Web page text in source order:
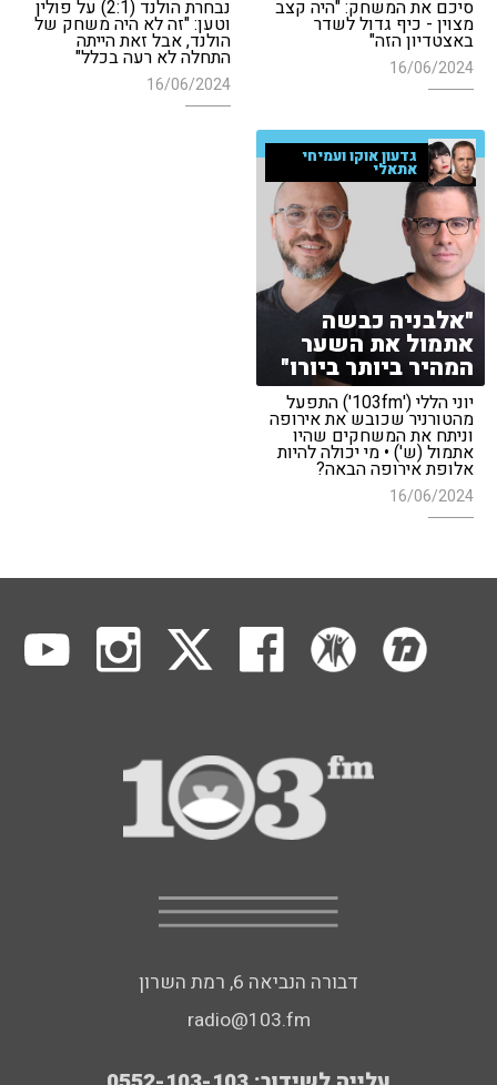
סיכם את המשחק: "היה קצב
מצוין - כיף גדול לשדר
באצטדיון הזה"
16/06/2024
נבחרת הולנד (2:1) על פולין
וטען: "זה לא היה משחק של
הולנד, אבל זאת הייתה
התחלה לא רעה בכלל"
16/06/2024
גדעון אוקו ועמיחי
אתאלי
"אלבניה כבשה
אתמול את השער
המהיר ביותר ביורו"
יוני הללי ('103fm') התפעל
מהטורניר שכובש את אירופה
וניתח את המשחקים שהיו
אתמול (ש') • מי יכולה להיות
אלופת אירופה הבאה?
16/06/2024
דבורה הנביאה 6, רמת השרון
radio@103.fm